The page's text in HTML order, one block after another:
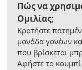
Πώς να
Ομιλίας;
Κρατήστε
μονάδα γονέων
που βρίσκεται
Αφήστε το κουμπί